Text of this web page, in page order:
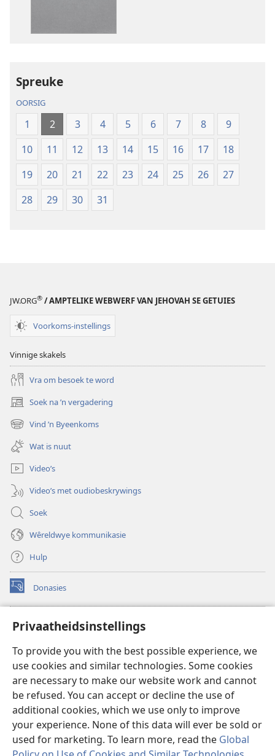
Privaatheidsinstellings
To provide you with the best possible experience, we
use cookies and similar technologies. Some cookies
are necessary to make our website work and cannot
be refused. You can accept or decline the use of
additional cookies, which we use only to improve
your experience. None of this data will ever be sold or
used for marketing. To learn more, read the Global
hersiening)
(2019-
hersiening)
Spreuke
OORSIG
1 2 3 4 5 6 7 8
9
10
11 12 13 14 15 16 17
18
19
20 21 22 23 24 25 26
27
28
29 30 31
JW.ORG® / AMPTELIKE WEBWERF VAN JEHOVAH SE GETUIES
Voorkoms-instellings
Vinnige skakels
Vra om besoek te word
Soek na ’n vergadering
(maak
nuwe
venster
oop)
Vind ’n Byeenkoms
(maak
nuwe
venster
oop)
Wat is nuut
Video’s
Video’s met oudiobeskrywings
Soek
Wêreldwye kommunikasie
Hulp
Donasies
(maak
nuwe
oop)
Wagtoring – AANLYN BIBLIOTEEK
(maak
venster
oop)
JW Hub
(maak
nuwe
venster
oop)
JW Library
Watchtower Library